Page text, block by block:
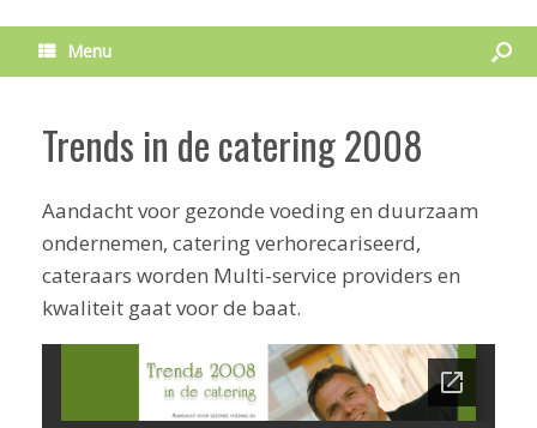
Menu
Trends in de catering 2008
Aandacht voor gezonde voeding en duurzaam
ondernemen, catering verhorecariseerd,
cateraars worden Multi-service providers en
kwaliteit gaat voor de baat.